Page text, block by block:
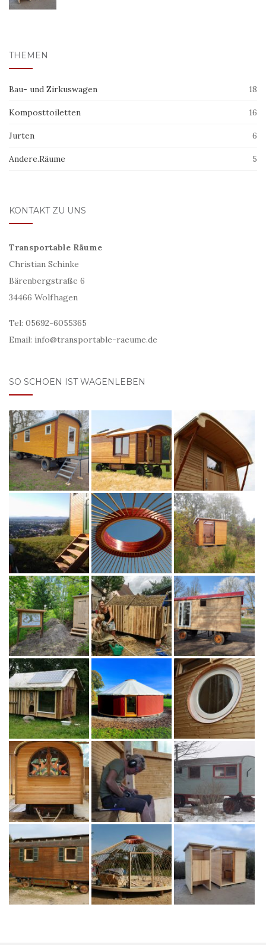
THEMEN
Bau- und Zirkuswagen 18
Komposttoiletten 16
Jurten 6
Andere.Räume 5
KONTAKT ZU UNS
Transportable Räume
Christian Schinke
Bärenbergstraße 6
34466 Wolfhagen
Tel: 05692-6055365
Email: info@transportable-raeume.de
SO SCHOEN IST WAGENLEBEN